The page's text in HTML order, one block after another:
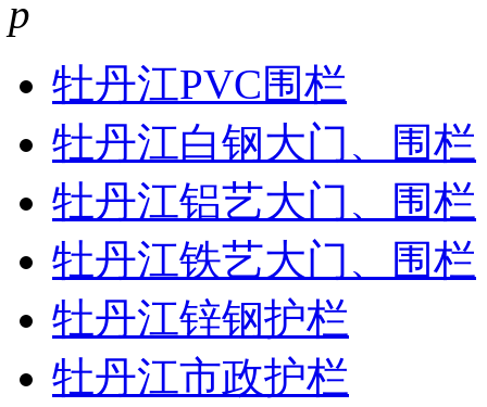
p
牡丹江PVC围栏
牡丹江白钢大门、围栏
牡丹江铝艺大门、围栏
牡丹江铁艺大门、围栏
牡丹江锌钢护栏
牡丹江市政护栏